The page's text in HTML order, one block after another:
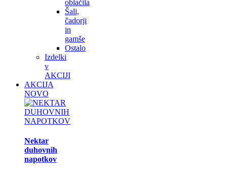
oblačila
Šali,
čadorji
in
gamše
Ostalo
Izdelki
v
AKCIJI
AKCIJA
NOVO
Nektar
duhovnih
napotkov